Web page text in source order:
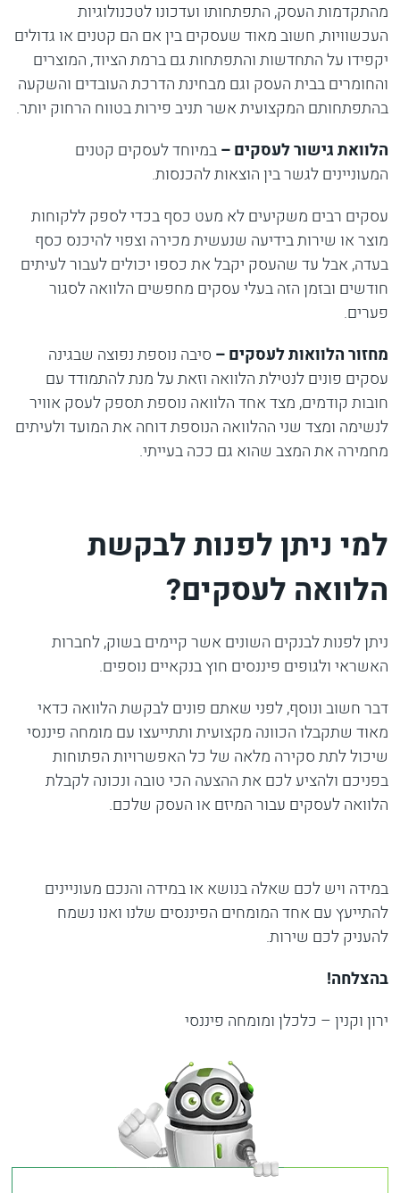
מהתקדמות העסק, התפתחותו ועדכונו לטכנולוגיות
העכשוויות, חשוב מאוד שעסקים בין אם הם קטנים או גדולים
יקפידו על התחדשות והתפתחות גם ברמת הציוד, המוצרים
והחומרים בבית העסק וגם מבחינת הדרכת העובדים והשקעה
בהתפתחותם המקצועית אשר תניב פירות בטווח הרחוק יותר.
הלוואת גישור לעסקים –במיוחד לעסקים קטנים
המעוניינים לגשר בין הוצאות להכנסות.
עסקים רבים משקיעים לא מעט כסף בכדי לספק ללקוחות
מוצר או שירות בידיעה שנעשית מכירה וצפוי להיכנס כסף
בעדה, אבל עד שהעסק יקבל את כספו יכולים לעבור לעיתים
חודשים ובזמן הזה בעלי עסקים מחפשים הלוואה לסגור
פערים.
מחזור הלוואות לעסקים – סיבה נוספת נפוצה שבגינה
עסקים פונים לנטילת הלוואה וזאת על מנת להתמודד עם
חובות קודמים, מצד אחד הלוואה נוספת תספק לעסק אוויר
לנשימה ומצד שני ההלוואה הנוספת דוחה את המועד ולעיתים
מחמירה את המצב שהוא גם ככה בעייתי.
למי ניתן לפנות לבקשת
הלוואה לעסקים?
ניתן לפנות לבנקים השונים אשר קיימים בשוק, לחברות
האשראי ולגופים פיננסים חוץ בנקאיים נוספים.
דבר חשוב ונוסף, לפני שאתם פונים לבקשת הלוואה כדאי
מאוד שתקבלו הכוונה מקצועית ותתייעצו עם מומחה פיננסי
שיכול לתת סקירה מלאה של כל האפשרויות הפתוחות
בפניכם ולהציע לכם את ההצעה הכי טובה ונכונה לקבלת
הלוואה לעסקים עבור המיזם או העסק שלכם.
במידה ויש לכם שאלה בנושא או במידה והנכם מעוניינים
להתייעץ עם אחד המומחים הפיננסים שלנו ואנו נשמח
להעניק לכם שירות.
בהצלחה!
ירון וקנין – כלכלן ומומחה פיננסי